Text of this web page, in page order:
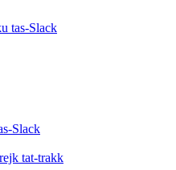
tas-Slack
Slack
tat-trakk